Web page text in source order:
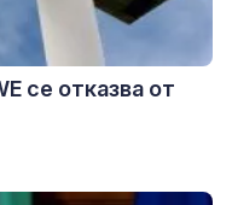
се отказва от